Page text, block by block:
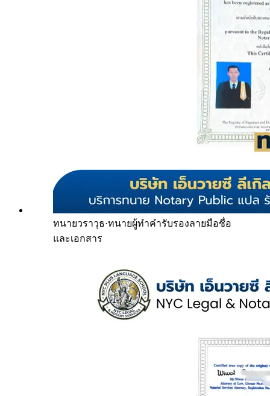
ทนายวราวุธ·ทนายผู้ทำคำรับรองลายมือชื่อ
และเอกสาร